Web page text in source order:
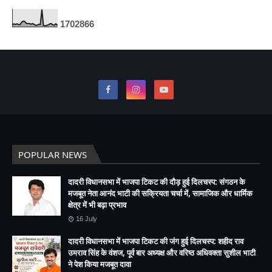
1702866
POPULAR NEWS
दादरी विधानसभा में भाजपा टिकट की दौड़ हुई दिलचस्प: संगठन के
मजबूत नेता आनंद भाटी की सक्रियता चर्चा में, सामाजिक और धार्मिक
क्षेत्र में भी बढ़ा प्रभाव
16 July
दादरी विधानसभा में भाजपा टिकट की जंग हुई दिलचस्प: शहीद राव
उमराव सिंह के वंशज, पूर्व बार अध्यक्ष और वरिष्ठ अधिवक्ता सुशील भाटी
ने पेश किया मजबूत दावा